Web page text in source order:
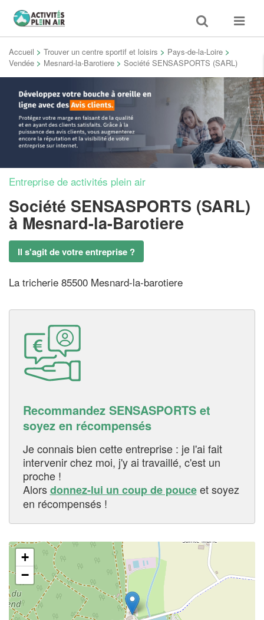
Toggle
search
Toggle
Accueil > Trouver un centre sportif et loisirs > Pays-de-la-Loire >
Vendée > Mesnard-la-Barotiere > Société SENSASPORTS (SARL)
Entreprise de activités plein air
Société SENSASPORTS (SARL)
à Mesnard-la-Barotiere
Il s'agit de votre entreprise ?
La tricherie 85500 Mesnard-la-barotiere
Recommandez SENSASPORTS et
soyez en récompensés
Je connais bien cette entreprise : je l'ai fait
intervenir chez moi, j'y ai travaillé, c'est un
proche !
Alorsdonnez-lui un coup de pouceet soyez
en récompensés !
+
−